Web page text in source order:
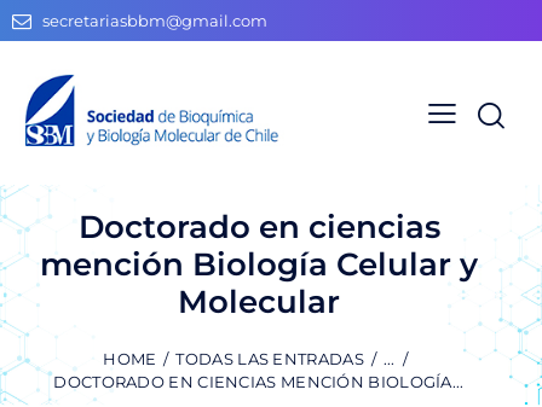
secretariasbbm@gmail.com
Doctorado en ciencias
mención Biología Celular y
Molecular
HOME TODAS LAS ENTRADAS
...
DOCTORADO EN CIENCIAS MENCIÓN BIOLOGÍA...